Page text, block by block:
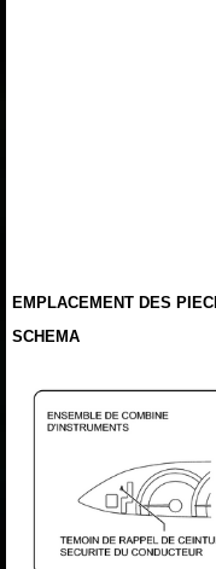
EMPLACEMENT DES
SCHEMA